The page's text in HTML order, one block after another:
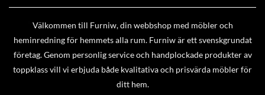
Välkommen till Furniw, din webbshop med möbler och
heminredning för hemmets alla rum. Furniw är ett svenskgrundat
företag. Genom personlig service och handplockade produkter av
toppklass vill vi erbjuda både kvalitativa och prisvärda möbler för
ditt hem.